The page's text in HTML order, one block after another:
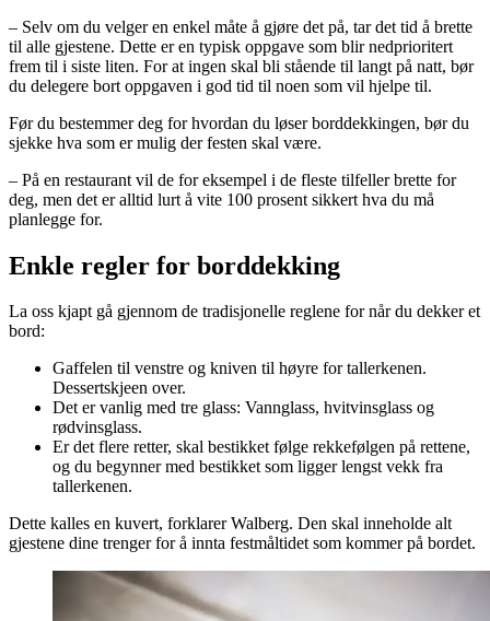
– Selv om du velger en enkel måte å gjøre det på, tar det tid å brette
til alle gjestene. Dette er en typisk oppgave som blir nedprioritert
frem til i siste liten. For at ingen skal bli stående til langt på natt, bør
du delegere bort oppgaven i god tid til noen som vil hjelpe til.
Før du bestemmer deg for hvordan du løser borddekkingen, bør du
sjekke hva som er mulig der festen skal være.
– På en restaurant vil de for eksempel i de fleste tilfeller brette for
deg, men det er alltid lurt å vite 100 prosent sikkert hva du må
planlegge for.
Enkle regler for borddekking
La oss kjapt gå gjennom de tradisjonelle reglene for når du dekker et
bord:
Gaffelen til venstre og kniven til høyre for tallerkenen.
Dessertskjeen over.
Det er vanlig med tre glass: Vannglass, hvitvinsglass og
rødvinsglass.
Er det flere retter, skal bestikket følge rekkefølgen på rettene,
og du begynner med bestikket som ligger lengst vekk fra
tallerkenen.
Dette kalles en kuvert, forklarer Walberg. Den skal inneholde alt
gjestene dine trenger for å innta festmåltidet som kommer på bordet.